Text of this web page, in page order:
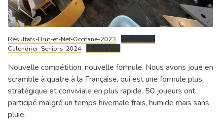
Resultats-Brut-et-Net-Occitane-2023 Télécharger
Calendrier-Seniors-2024 Télécharger
Nouvelle compétition, nouvelle formule. Nous avons joué en
scramble à quatre à la Française, qui est une formule plus
stratégique et conviviale en plus rapide. 50 joueurs ont
participé malgré un temps hivernale frais, humide mais sans
pluie.